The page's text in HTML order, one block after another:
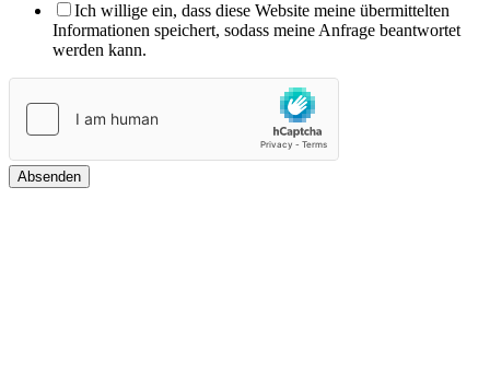
Ich willige ein, dass diese Website meine übermittelten
Informationen speichert, sodass meine Anfrage beantwortet
werden kann.
Absenden